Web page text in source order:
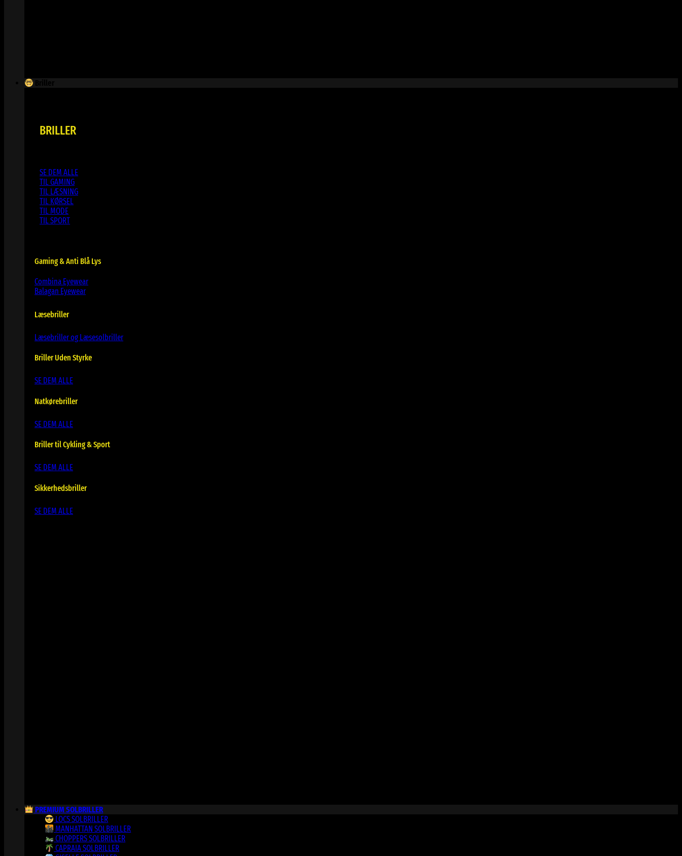
BRILLER
SE DEM ALLE
TIL GAMING
TIL LÆSNING
TIL KØRSEL
TIL MODE
TIL SPORT
Gaming & Anti Blå Lys
Combina Eyewear
Balagan Eyewear
Læsebriller
Læsebriller og Læsesolbriller
Briller Uden Styrke
SE DEM ALLE
Natkørebriller
SE DEM ALLE
Briller til Cykling & Sport
SE DEM ALLE
Sikkerhedsbriller
SE DEM ALLE
PREMIUM SOLBRILLER
LOCS SOLBRILLER
MANHATTAN SOLBRILLER
CHOPPERS SOLBRILLER
CAPRAIA SOLBRILLER